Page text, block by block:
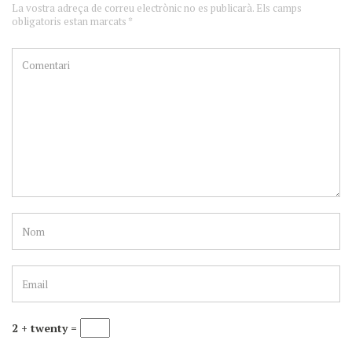
La vostra adreça de correu electrònic no es publicarà. Els camps
obligatoris estan marcats *
2 + twenty =